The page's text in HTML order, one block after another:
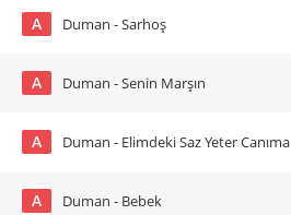
A Duman - Sarhoş
A Duman - Senin Marşın
A Duman - Elimdeki Saz Yeter Canıma
A Duman - Bebek